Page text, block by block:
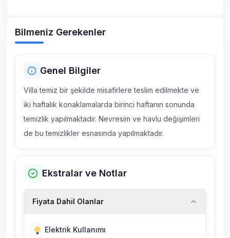
Bilmeniz Gerekenler
Genel Bilgiler
Villa temiz bir şekilde misafirlere teslim edilmekte ve
iki haftalık konaklamalarda birinci haftanın sonunda
temizlik yapılmaktadır. Nevresim ve havlu değişimleri
de bu temizlikler esnasında yapılmaktadır.
Ekstralar ve Notlar
Fiyata Dahil Olanlar
Elektrik Kullanımı